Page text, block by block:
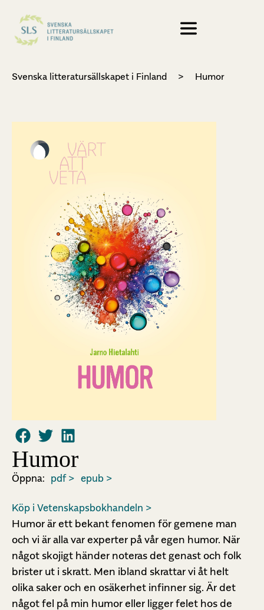
Svenska litteratursällskapet i Finland > Humor
Humor
Öppna: pdf > epub >
Köp i Vetenskapsbokhandeln >
Humor är ett bekant fenomen för gemene man
och vi är alla var experter på vår egen humor. När
något skojigt händer noteras det genast och folk
brister ut i skratt. Men ibland skrattar vi åt helt
olika saker och en osäkerhet infinner sig. Är det
något fel på min humor eller ligger felet hos de